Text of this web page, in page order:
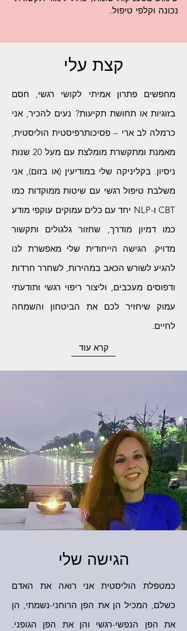
נכונה וקלפי טיפול.
קצת עלי
מחפשים פתרון אמיתי לקושי רגשי, חסם
בזוגיות או תחושת תקיעות? נעים להכיר, אני
כרמלה לב ארי – פסיכותרפיסטית הוליסטית,
מאמנת ומתקשרת מומלצת עם מעל 20 שנות
ניסיון. בקליניקה שלי במודיעין (או בזום), אני
משלבת טיפול רגשי עם שיטות ממוקדות כמו
CBT ו-NLP יחד עם כלים עמוקים עוקפי מודע
כמו דמיון מודרך, שחזור גלגולים ותקשור
מדויק. הגישה הייחודית שלי מאפשרת לנו
להגיע לשורש הכאב במהירות, לשחרר חרדות
ודפוסים מעכבים, וליצור ריפוי רגשי ותודעתי
עמוק שיחזיר לכם את הביטחון והשמחה
לחיים.
קרא עוד
הגישה שלי
כמטפלת הוליסטית אני רואה את האדם
כשלם, המכיל הן את הפן הרוחני-נשמתי, הן
את הפן הנפשי-רגשי והן את הפן הגופני.